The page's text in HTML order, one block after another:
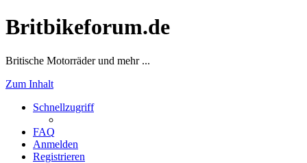
Britbikeforum.de
Britische Motorräder und mehr ...
Zum Inhalt
Schnellzugriff
FAQ
Anmelden
Registrieren